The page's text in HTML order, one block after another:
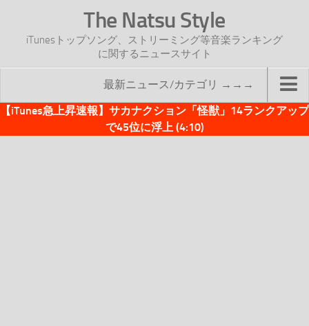
The Natsu Style
iTunesトップソング、ストリーミング等音楽ランキング
に関するニュースサイト
最新ニュース/カテゴリ →→→
TOP
【iTunes急上昇速報】サカナクション「怪獣」14ランクアップ
で45位に浮上 (4:10)